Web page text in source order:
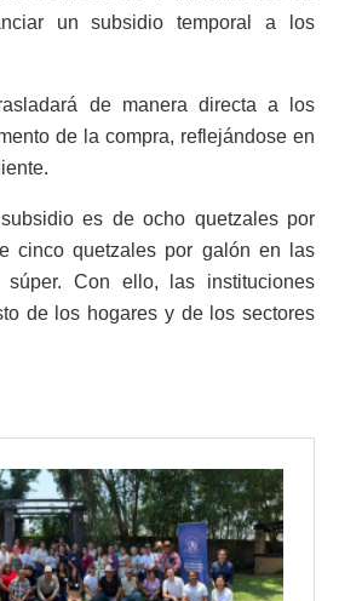
un subsidio temporal a los
de manera directa a los
de la compra, reflejándose en
es de ocho quetzales por
cinco quetzales por galón en las
Con ello, las instituciones
de los hogares y de los sectores